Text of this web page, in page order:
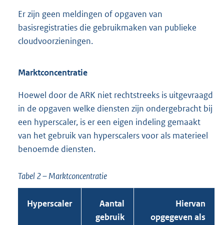
Er zijn geen meldingen of opgaven van
basisregistraties die gebruikmaken van publieke
cloudvoorzieningen.
Marktconcentratie
Hoewel door de ARK niet rechtstreeks is uitgevraagd
in de opgaven welke diensten zijn ondergebracht bij
een hyperscaler, is er een eigen indeling gemaakt
van het gebruik van hyperscalers voor als materieel
benoemde diensten.
Tabel 2 – Marktconcentratie
Hyperscaler
Aantal
gebruik
Hiervan
opgegeven als